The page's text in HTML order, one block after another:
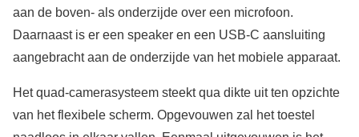
aan de boven- als onderzijde over een microfoon.
Daarnaast is er een speaker en een USB-C aansluiting
aangebracht aan de onderzijde van het mobiele apparaat.
Het quad-camerasysteem steekt qua dikte uit ten opzichte
van het flexibele scherm. Opgevouwen zal het toestel